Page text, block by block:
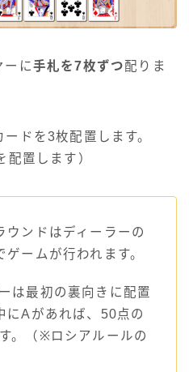
ーに手札を7枚ずつ配りま
ドを3枚配置します。
配置します）
ウンドはディーラーの
ームが行われます。
は最初の裏向きに配置
にAがあれば、50点の
。（※ロシアルールの